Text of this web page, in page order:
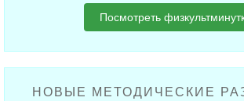
Посмотреть
НОВЫЕ МЕТОДИЧЕСКИЕ